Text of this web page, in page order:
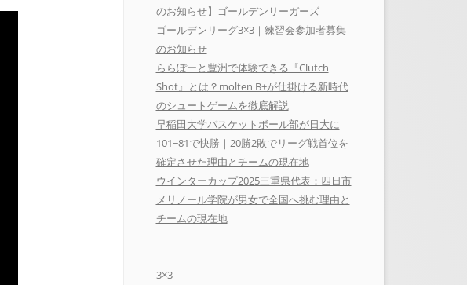
のお知らせ】ゴールデンリーガーズ
ゴールデンリーグ3×3｜練習会参加者募集
のお知らせ
ららぽーと豊洲で体験できる『Clutch
Shot』とは？molten B+が仕掛ける新時代
のシュートゲームを徹底解説
早稲田大学バスケットボール部が日大に
101−81で快勝｜20勝2敗でリーグ戦首位を
確定させた理由とチームの現在地
ウインターカップ2025三重県代表：四日市
メリノール学院が男女で全国へ挑む理由と
チームの現在地
3×3